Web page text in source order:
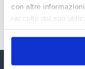
con altre
raccolto dal suo
TUTTI GLI ARTICOLI